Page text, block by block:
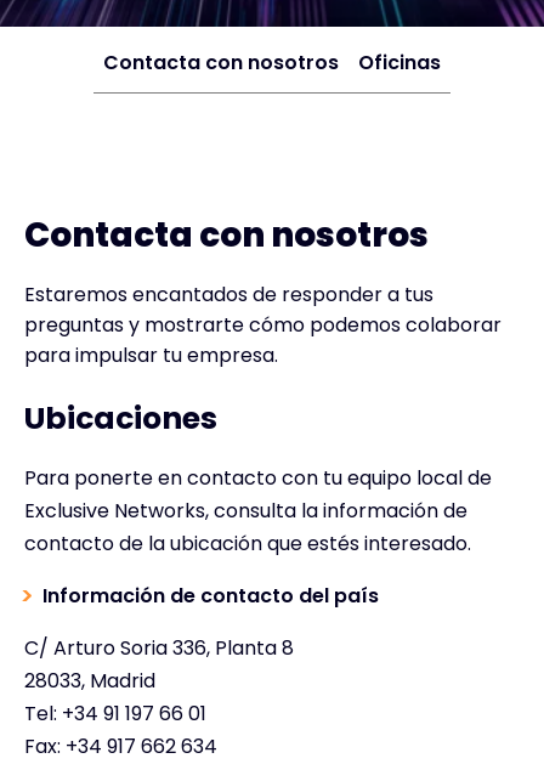
Contacta con nosotros Oficinas
Contacta con nosotros
Estaremos encantados de responder a tus
preguntas y mostrarte cómo podemos colaborar
para impulsar tu empresa.
Ubicaciones
Para ponerte en contacto con tu equipo local de
Exclusive Networks, consulta la información de
contacto de la ubicación que estés interesado.
Información de contacto del país
C/ Arturo Soria 336, Planta 8
28033, Madrid
Tel: +34 91 197 66 01
Fax: +34 917 662 634